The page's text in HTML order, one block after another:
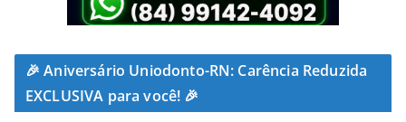
🎉 Aniversário Uniodonto-RN: Carência Reduzida
EXCLUSIVA para você! 🎉